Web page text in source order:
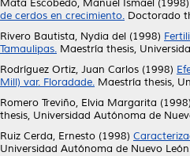
Mata Escobedo, Manuel Ismael (1998)
de cerdos en crecimiento. Doctorado
Rivero Bautista, Nydia del (1998)
Tamaulipas. Maestría thesis,
Rodríguez Ortiz, Juan Carlos (1998)
Mill) var. Floradade. Maestría thesis,
Romero Treviño, Elvia Margarita (1998)
thesis, Universidad Autónoma de
Ruiz Cerda, Ernesto (1998)
Universidad Autónoma de Nuevo